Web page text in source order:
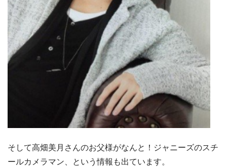
そして高畑美月さんのお父様がなんと！ジャニーズのスチ
ールカメラマン、という情報も出ています。